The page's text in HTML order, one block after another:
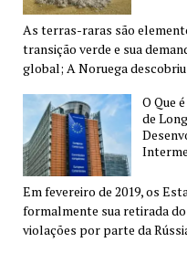
As terras-raras são
transição verde e sua
global; A Noruega
O Que
de
Em fevereiro de 2019, os
formalmente sua retirada
violações por parte da